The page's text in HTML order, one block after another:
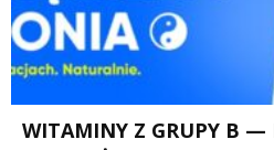
WITAMINY Z GRUPY B —